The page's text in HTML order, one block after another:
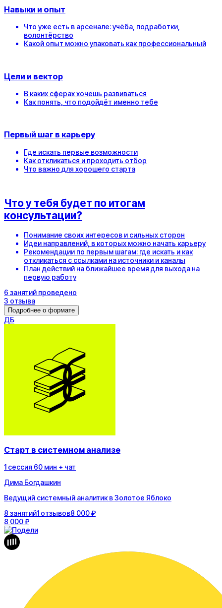
Навыки и опыт
Что уже есть в арсенале: учёба, подработки,
волонтёрство
Какой опыт можно упаковать как профессиональный
Цели и вектор
В каких сферах хочешь развиваться
Как понять, что подойдёт именно тебе
Первый шаг в карьеру
Где искать первые возможности
Как откликаться и проходить отбор
Что важно для хорошего старта
Что у тебя будет по итогам
консультации?
Понимание своих интересов и сильных сторон
Идеи направлений, в которых можно начать карьеру
Рекомендации по первым шагам: где искать и как
откликаться с ссылками на источники и каналы
План действий на ближайшее время для выхода на
первую работу
6 занятий проведено
3 отзыва
Подробнее о формате
ДБ
Старт в системном анализе
1 сессия 60 мин + чат
Дима Богдашкин
Ведущий системный аналитик в Золотое Яблоко
8 занятий1 отзывов8 000 ₽
8 000 ₽